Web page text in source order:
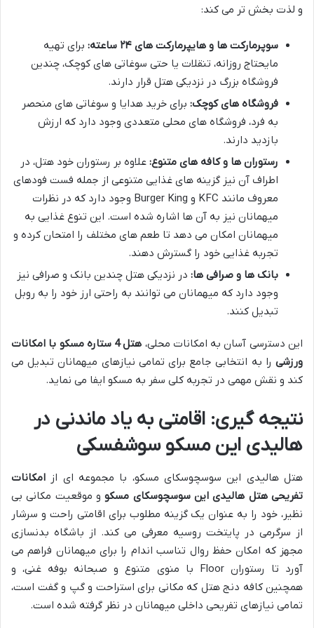
و لذت بخش تر می کند:
سوپرمارکت ها و هایپرمارکت های ۲۴ ساعته:
برای تهیه
مایحتاج روزانه، تنقلات یا حتی سوغاتی های کوچک، چندین
فروشگاه بزرگ در نزدیکی هتل قرار دارند.
فروشگاه های کوچک: برای خرید هدایا و سوغاتی های منحصر
به فرد، فروشگاه های محلی متعددی وجود دارد که ارزش
بازدید دارند.
رستوران ها و کافه های متنوع: علاوه بر رستوران خود هتل، در
اطراف آن نیز گزینه های غذایی متنوعی از جمله فست فودهای
معروف مانند KFC و Burger King وجود دارد که در نظرات
میهمانان نیز به آن ها اشاره شده است. این تنوع غذایی به
میهمانان امکان می دهد تا طعم های مختلف را امتحان کرده و
تجربه غذایی خود را گسترش دهند.
بانک ها و صرافی ها: در نزدیکی هتل چندین بانک و صرافی نیز
وجود دارد که میهمانان می توانند به راحتی ارز خود را به روبل
تبدیل کنند.
این دسترسی آسان به امکانات محلی،
هتل 4 ستاره مسکو با امکانات
ورزشی را به انتخابی جامع برای تمامی نیازهای میهمانان تبدیل می
کند و نقش مهمی در تجربه کلی سفر به مسکو ایفا می نماید.
نتیجه گیری: اقامتی به یاد ماندنی در
هالیدی این مسکو سوشفسکی
هتل هالیدی این سوسچوسکای مسکو، با مجموعه ای از امکانات
تفریحی هتل هالیدی این سوسچوسکای مسکوو موقعیت مکانی بی
نظیر، خود را به عنوان یک گزینه مطلوب برای اقامتی راحت و سرشار
از سرگرمی در پایتخت روسیه معرفی می کند. از باشگاه بدنسازی
مجهز که امکان حفظ روال تناسب اندام را برای میهمانان فراهم می
آورد تا رستوران Floor با منوی متنوع و صبحانه بوفه غنی، و
همچنین کافه دنج هتل که مکانی برای استراحت و گپ و گفت است،
تمامی نیازهای تفریحی داخلی میهمانان در نظر گرفته شده است.